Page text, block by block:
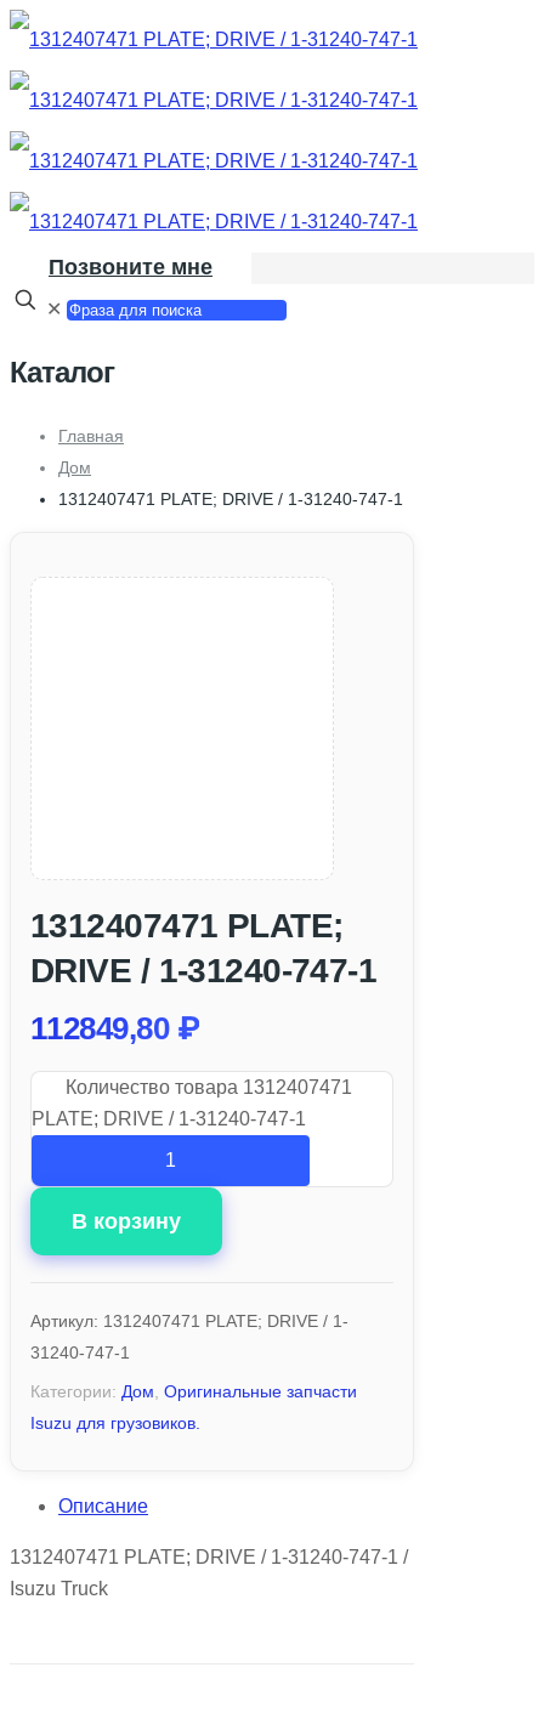
Позвоните мне
✕
Каталог
Главная
Дом
1312407471 PLATE; DRIVE / 1-31240-747-1
1312407471 PLATE;
DRIVE / 1-31240-747-1
112849,80 ₽
Количество товара 1312407471
PLATE; DRIVE / 1-31240-747-1
В корзину
Артикул: 1312407471 PLATE; DRIVE / 1-
31240-747-1
Категории: Дом Оригинальные запчасти
Isuzu для грузовиков.
Описание
1312407471 PLATE; DRIVE / 1-31240-747-1 /
Isuzu Truck